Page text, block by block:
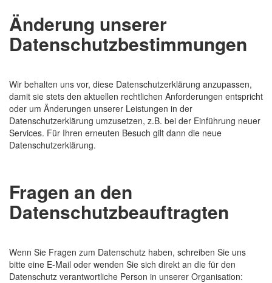
Änderung unserer
Datenschutzbestimmungen
Wir behalten uns vor, diese Datenschutzerklärung anzupassen,
damit sie stets den aktuellen rechtlichen Anforderungen entspricht
oder um Änderungen unserer Leistungen in der
Datenschutzerklärung umzusetzen, z.B. bei der Einführung neuer
Services. Für Ihren erneuten Besuch gilt dann die neue
Datenschutzerklärung.
Fragen an den
Datenschutzbeauftragten
Wenn Sie Fragen zum Datenschutz haben, schreiben Sie uns
bitte eine E-Mail oder wenden Sie sich direkt an die für den
Datenschutz verantwortliche Person in unserer Organisation: